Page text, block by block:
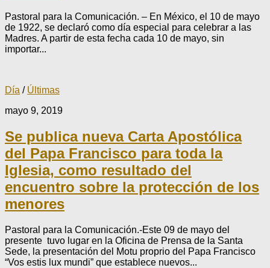
Pastoral para la Comunicación. – En México, el 10 de mayo
de 1922, se declaró como día especial para celebrar a las
Madres. A partir de esta fecha cada 10 de mayo, sin
importar...
Día / Últimas
mayo 9, 2019
Se publica nueva Carta Apostólica
del Papa Francisco para toda la
Iglesia, como resultado del
encuentro sobre la protección de los
menores
Pastoral para la Comunicación.-Este 09 de mayo del
presente tuvo lugar en la Oficina de Prensa de la Santa
Sede, la presentación del Motu proprio del Papa Francisco
“Vos estis lux mundi” que establece nuevos...